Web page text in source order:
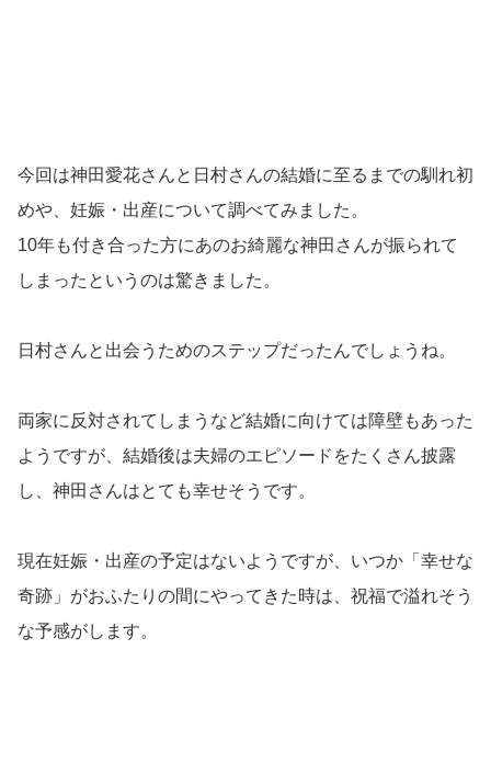
今回は神田愛花さんと日村さんの結婚に至るまでの馴れ初
めや、妊娠・出産について調べてみました。
10年も付き合った方にあのお綺麗な神田さんが振られて
しまったというのは驚きました。
日村さんと出会うためのステップだったんでしょうね。
両家に反対されてしまうなど結婚に向けては障壁もあった
ようですが、結婚後は夫婦のエピソードをたくさん披露
し、神田さんはとても幸せそうです。
現在妊娠・出産の予定はないようですが、いつか「幸せな
奇跡」がおふたりの間にやってきた時は、祝福で溢れそう
な予感がします。